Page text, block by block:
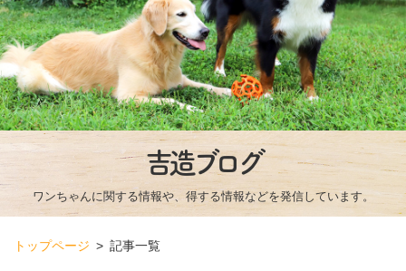
吉造ブログ
ワンちゃんに関する情報や、得する情報などを発信しています。
トップページ 記事一覧